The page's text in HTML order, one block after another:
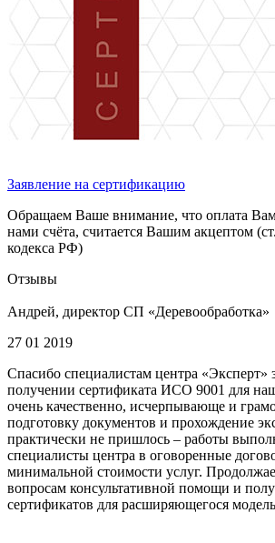
Заявление на сертификацию
Обращаем Ваше внимание, что оплата
нами счёта, считается Вашим акцептом
кодекса РФ)
Отзывы
Андрей, директор СП «Деревообработка»
27 01 2019
Спасибо специалистам центра «Эксперт»
получении сертификата ИСО 9001 для
очень качественно, исчерпывающе и
подготовку документов и прохождение
практически не пришлось – работы
специалисты центра в оговоренные
минимальной стоимости услуг.
вопросам консультативной помощи и
сертификатов для расширяющегося